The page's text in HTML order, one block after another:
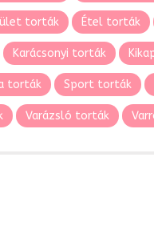
torták Étel torták
Karácsonyi torták
torták Sport torták
Varázsló torták